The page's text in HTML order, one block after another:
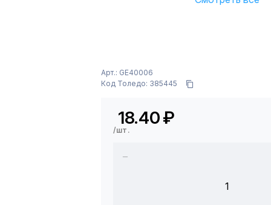
Арт.: GE40006
Код Толедо: 385445
18.40₽
/шт.
1